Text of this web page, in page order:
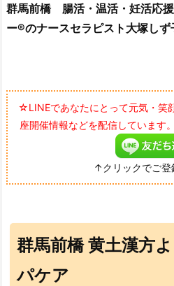
群馬前橋 腸活・温活・妊活応
ー®のナースセラピスト大塚しず
☆LINEであなたにとって元気・笑
座開催情報などを配信しています
↑クリックでご登
群馬前橋 黄土漢方
パケア